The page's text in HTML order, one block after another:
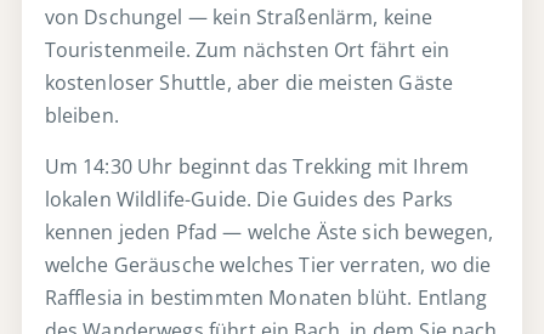
von Dschungel — kein Straßenlärm, keine
Touristenmeile. Zum nächsten Ort fährt ein
kostenloser Shuttle, aber die meisten Gäste
bleiben.
Um 14:30 Uhr beginnt das Trekking mit Ihrem
lokalen Wildlife-Guide. Die Guides des Parks
kennen jeden Pfad — welche Äste sich bewegen,
welche Geräusche welches Tier verraten, wo die
Rafflesia in bestimmten Monaten blüht. Entlang